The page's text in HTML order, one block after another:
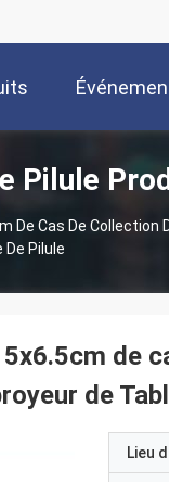
Pilule
De Cas De Collection
De Pilule
de
de
Lieu